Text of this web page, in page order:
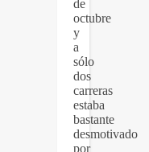
de
octubre
y
a
sólo
dos
carreras
estaba
bastante
desmotivado
por